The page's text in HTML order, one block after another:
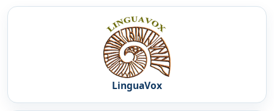
LinguaVox